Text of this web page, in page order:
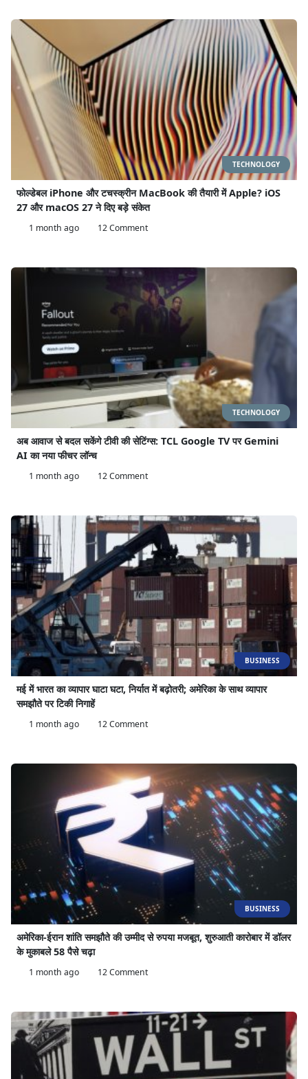
TECHNOLOGY
फोल्डेबल iPhone और टचस्क्रीन MacBook की तैयारी में Apple? iOS
27 और macOS 27 ने दिए बड़े संकेत
1 month ago 12 Comment
TECHNOLOGY
अब आवाज से बदल सकेंगे टीवी की सेटिंग्स: TCL Google TV पर Gemini
AI का नया फीचर लॉन्च
1 month ago 12 Comment
BUSINESS
मई में भारत का व्यापार घाटा घटा, निर्यात में बढ़ोतरी; अमेरिका के साथ व्यापार
समझौते पर टिकी निगाहें
1 month ago 12 Comment
BUSINESS
अमेरिका-ईरान शांति समझौते की उम्मीद से रुपया मजबूत, शुरुआती कारोबार में डॉलर
के मुकाबले 58 पैसे चढ़ा
1 month ago 12 Comment